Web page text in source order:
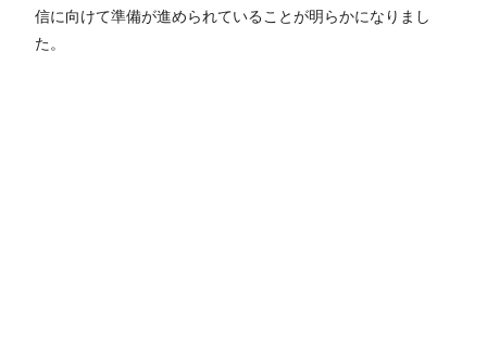
信に向けて準備が進められていることが明らかになりまし
た。